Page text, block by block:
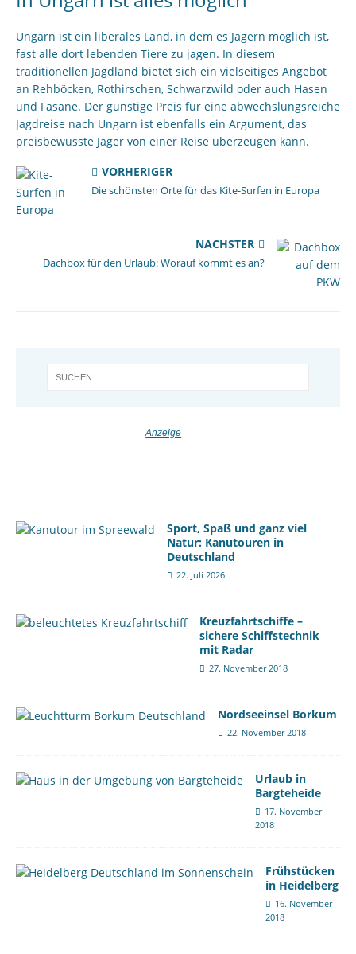
Ungarn ist ein liberales Land, in dem es Jägern möglich ist,
fast alle dort lebenden Tiere zu jagen. In diesem
traditionellen Jagdland bietet sich ein vielseitiges Angebot
an Rehböcken, Rothirschen, Schwarzwild oder auch Hasen
und Fasane. Der günstige Preis für eine abwechslungsreiche
Jagdreise nach Ungarn ist ebenfalls ein Argument, das
preisbewusste Jäger von einer Reise überzeugen kann.
VORHERIGER
Die schönsten Orte für das Kite-Surfen in Europa
NÄCHSTER
Dachbox für den Urlaub: Worauf kommt es an?
Sport, Spaß und ganz viel
Natur: Kanutouren in
Deutschland
22. Juli 2026
Kreuzfahrtschiffe –
sichere Schiffstechnik
mit Radar
27. November 2018
Nordseeinsel Borkum
22. November 2018
Urlaub in
Bargteheide
17. November
2018
Frühstücken
in Heidelberg
16. November
2018